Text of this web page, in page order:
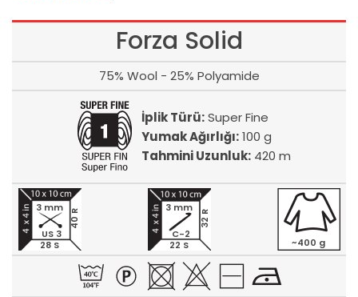
Forza Solid
75% Wool - 25% Polyamide
İplik Türü:Super Fine
Yumak Ağırlığı:100 g
Tahmini Uzunluk:420 m
28 S
40 R
3 mm
US 3
22 S
32 R
3 mm
C-2
~400 g